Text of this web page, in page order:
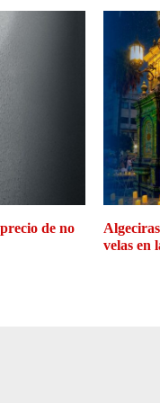
de no
velas en